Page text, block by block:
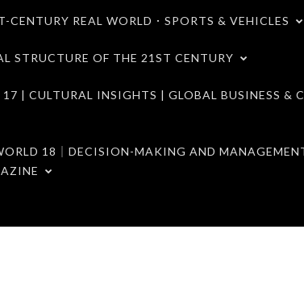
REAL WORLD．SPORTS & VEHICLES
STRUCTURE OF THE 21ST CENTURY
| CULTURAL INSIGHTS | GLOBAL BUSINESS &
18｜DECISION-MAKING AND